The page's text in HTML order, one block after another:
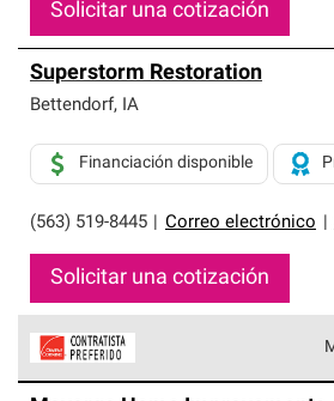
Solicitar una cotización
Superstorm Restoration
Bettendorf, IA
(563) 519-8445 Correo electrónico
Financiación disponible
Solicitar una cotización